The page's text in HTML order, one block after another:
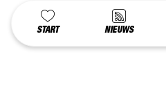
START NIEUWS